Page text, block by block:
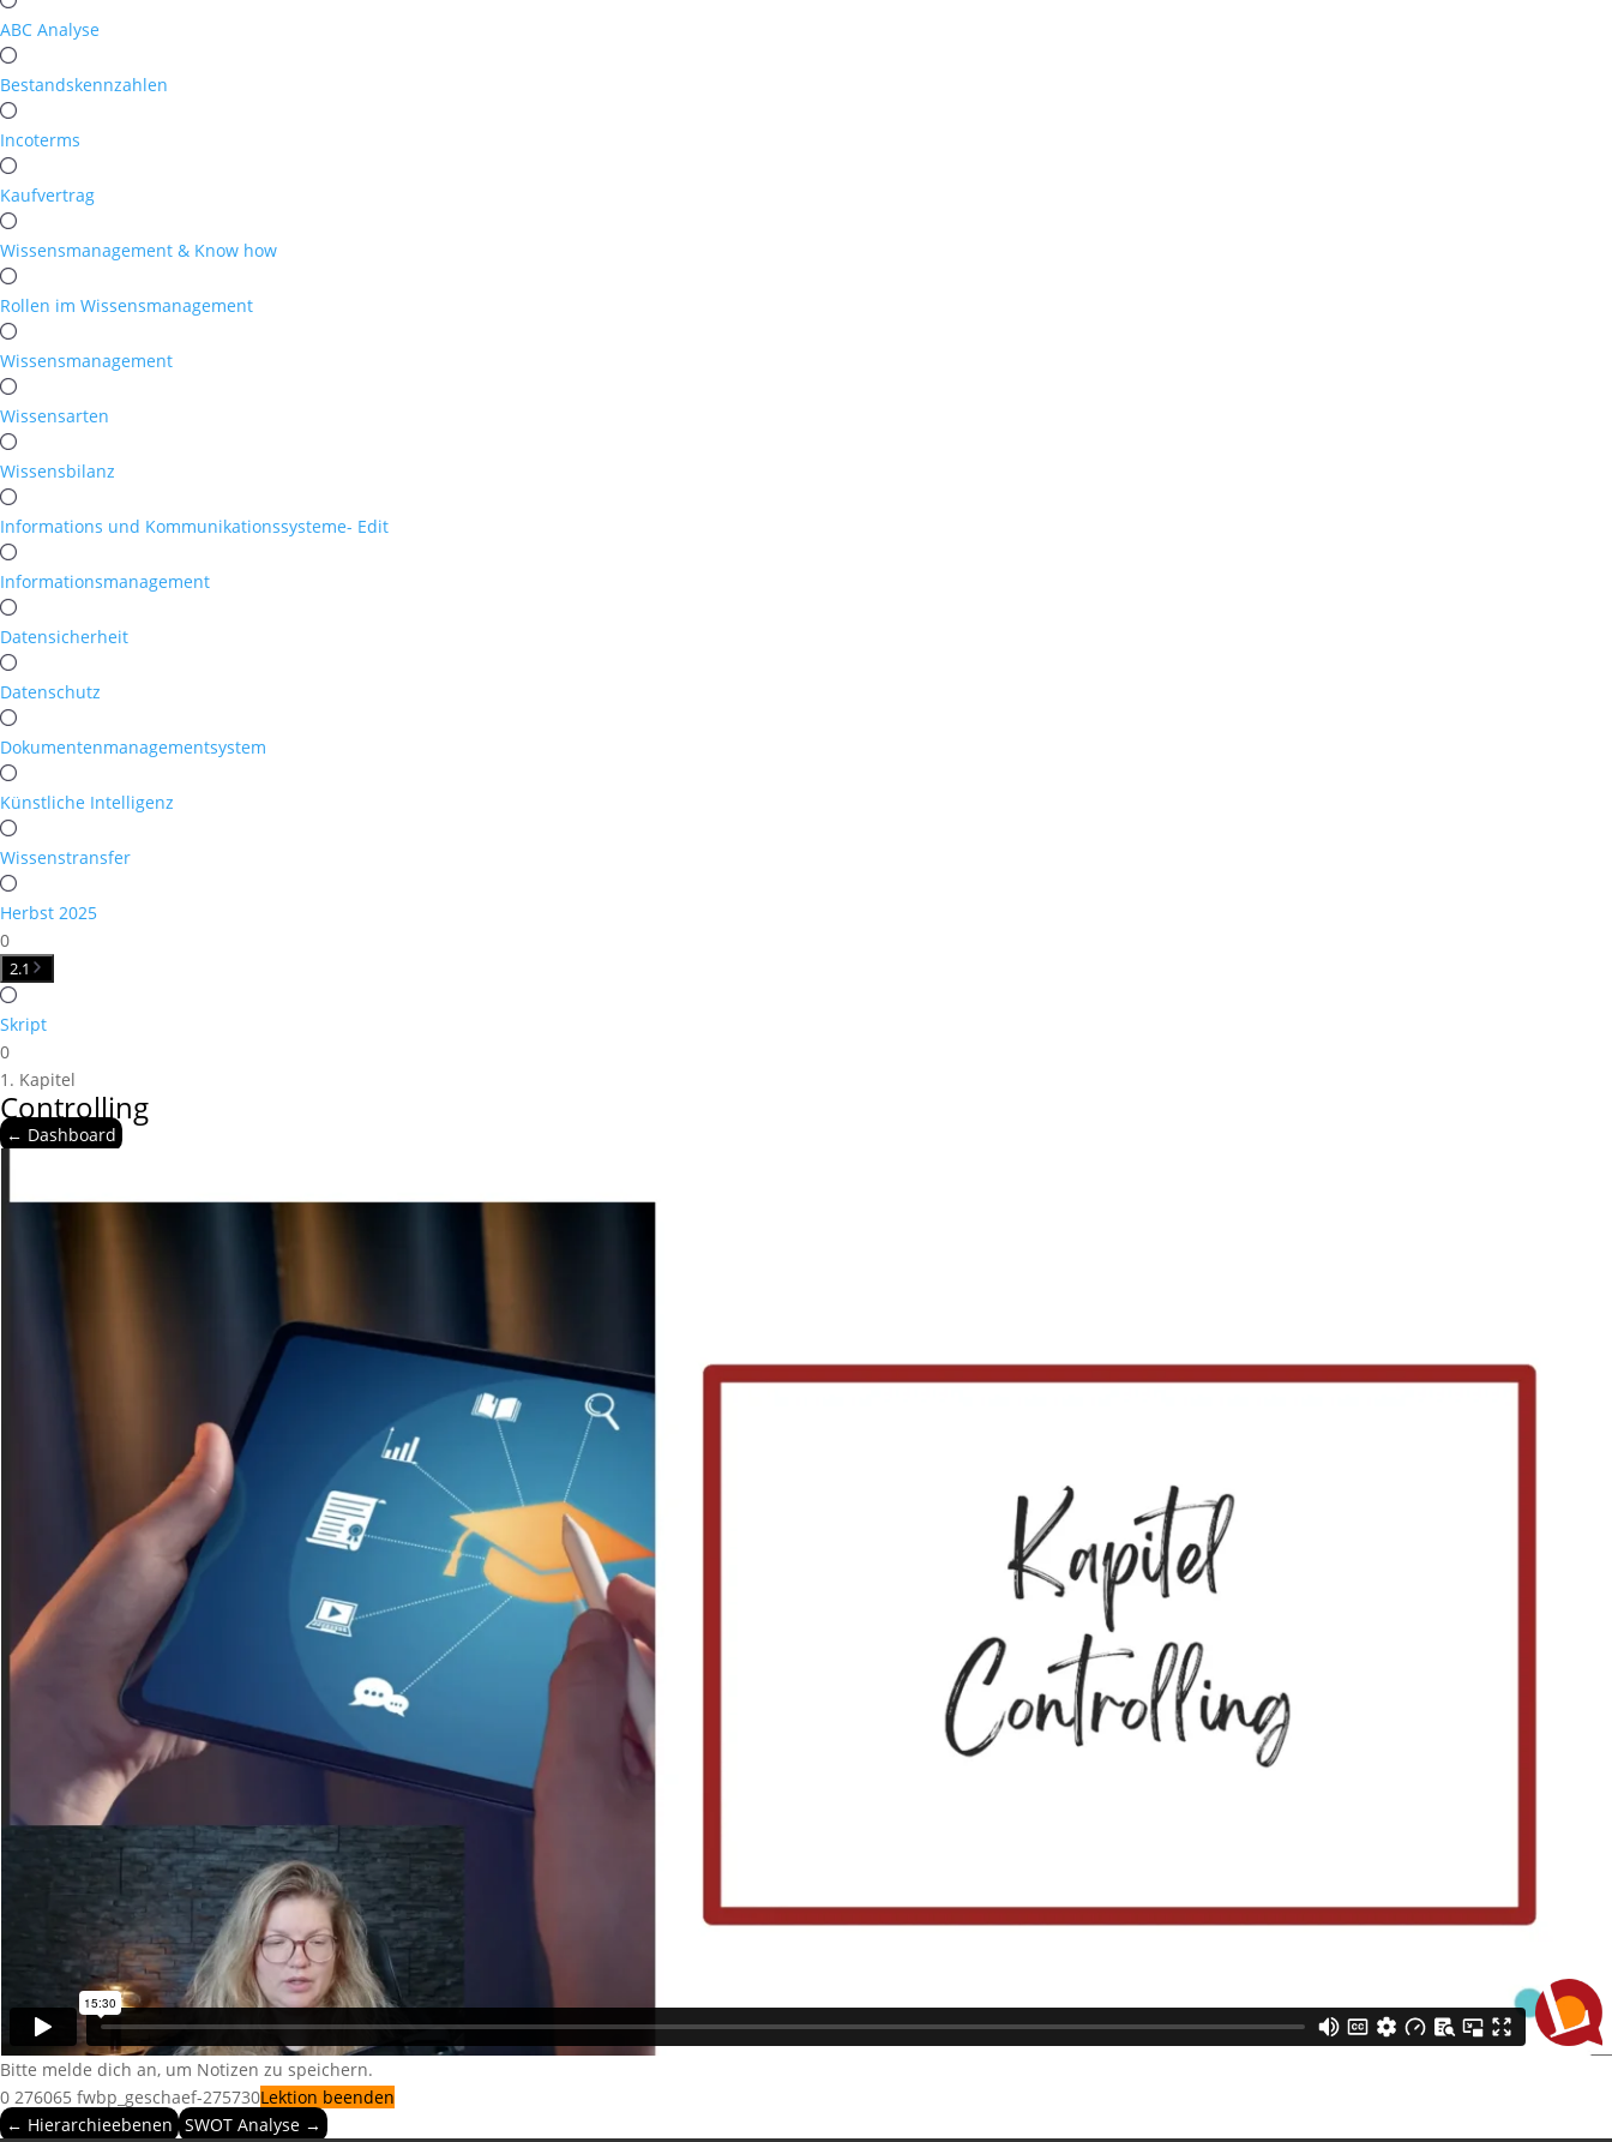
ABC Analyse
Bestandskennzahlen
Incoterms
Kaufvertrag
Wissensmanagement & Know how
Rollen im Wissensmanagement
Wissensmanagement
Wissensarten
Wissensbilanz
Informations und Kommunikationssysteme- Edit
Informationsmanagement
Datensicherheit
Datenschutz
Dokumentenmanagementsystem
Künstliche Intelligenz
Wissenstransfer
Herbst 2025
0
2.1
Skript
0
1. Kapitel
Controlling
← Dashboard
Bitte melde dich an, um Notizen zu speichern.
0 276065 fwbp_geschaef-275730Lektion beenden
← Hierarchieebenen SWOT Analyse →